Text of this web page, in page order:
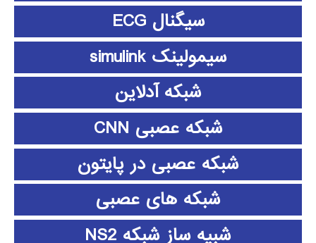
سیگنال ECG
سیمولینک simulink
شبکه آدلاین
شبکه عصبی CNN
شبکه عصبی در پایتون
شبکه های عصبی
شبیه ساز شبکه NS2